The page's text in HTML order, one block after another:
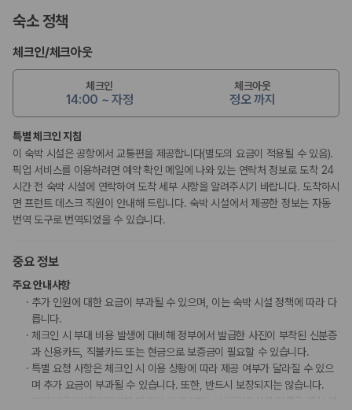
숙소 정책
체크인/체크아웃
체크인
14:00 ~ 자정
체크아웃
정오 까지
특별 체크인 지침
이 숙박 시설은 공항에서 교통편을 제공합니다(별도의 요금이 적용될 수 있음).
픽업 서비스를 이용하려면 예약 확인 메일에 나와 있는 연락처 정보로 도착 24
시간 전 숙박 시설에 연락하여 도착 세부 사항을 알려주시기 바랍니다. 도착하시
면 프런트 데스크 직원이 안내해 드립니다. 숙박 시설에서 제공한 정보는 자동
번역 도구로 번역되었을 수 있습니다.
중요 정보
주요 안내사항
추가 인원에 대한 요금이 부과될 수 있으며, 이는 숙박 시설 정책에 따라 다
릅니다.
체크인 시 부대 비용 발생에 대비해 정부에서 발급한 사진이 부착된 신분증
과 신용카드, 직불카드 또는 현금으로 보증금이 필요할 수 있습니다.
특별 요청 사항은 체크인 시 이용 상황에 따라 제공 여부가 달라질 수 있으
며 추가 요금이 부과될 수 있습니다. 또한, 반드시 보장되지는 않습니다.